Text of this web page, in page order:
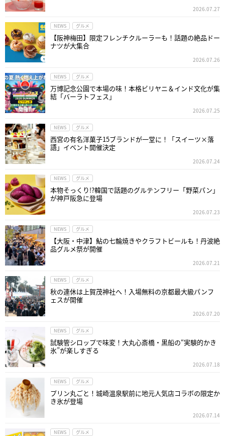
2026.07.27
NEWS グルメ
【阪神梅田】限定フレンチクルーラーも！話題の絶品ドー
ナツが大集合
2026.07.26
NEWS グルメ
万博記念公園で本場の味！本格ビリヤニ＆インド文化が集
結「バーラトフェス」
2026.07.25
NEWS グルメ
西宮の有名洋菓子15ブランドが一堂に！「スイーツ×落
語」イベント開催決定
2026.07.24
NEWS グルメ
本物そっくり!?韓国で話題のグルテンフリー「野菜パン」
が神戸阪急に登場
2026.07.23
NEWS グルメ
【大阪・中津】鮎の七輪焼きやクラフトビールも！丹波絶
品グルメ祭が開催
2026.07.21
NEWS グルメ
秋の連休は上賀茂神社へ！入場無料の京都最大級パンフ
ェスが開催
2026.07.20
NEWS グルメ
試験管シロップで味変！大丸心斎橋・黒船の“実験的かき
氷”が楽しすぎる
2026.07.18
NEWS グルメ
プリン丸ごと！城崎温泉駅前に地元人気店コラボの限定か
き氷が登場
2026.07.14
NEWS グルメ